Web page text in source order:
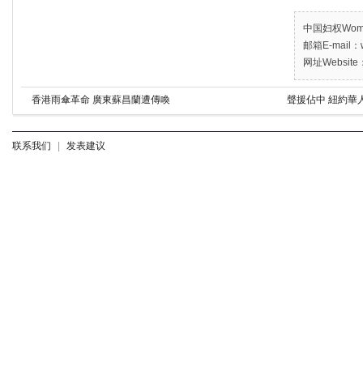
中国妇权
邮箱E-mail
网址Website
香港雨傘革命 廣東蘇昌蘭遭傳喚 聲援佔中 紐約華
联系我们 发表建议